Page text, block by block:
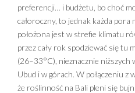
preferencji… i budżetu, bo choć
całoroczny, to jednak każda pora
położona jest w strefie klimatu
przez cały rok spodziewać się
(26–33°C), nieznacznie
Ubud i w górach. W połączeniu z
że roślinność na Bali pleni się